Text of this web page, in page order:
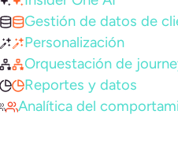
Gestión de datos de
Personalización
Orquestación de
Reportes y datos
Analítica del